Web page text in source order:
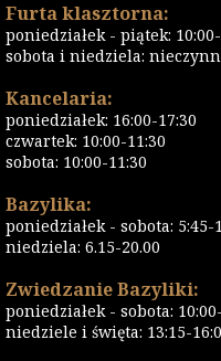
Furta klasztorna:
poniedziałek - piątek:
sobota i niedziela:
Kancelaria:
poniedziałek: 16:00-17:30
czwartek: 10:00-11:30
sobota: 10:00-11:30
Bazylika:
poniedziałek - sobota: 5:45-
niedziela: 6.15-20.00
Zwiedzanie Bazyliki:
poniedziałek - sobota:
niedziele i święta: 13:15-